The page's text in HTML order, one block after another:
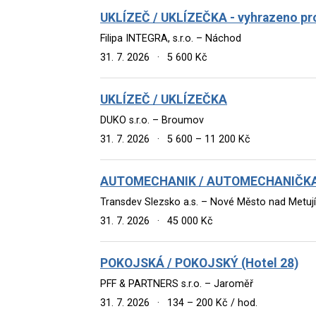
UKLÍZEČ / UKLÍZEČKA - vyhrazeno
Filipa INTEGRA, s.r.o. – Náchod
31. 7. 2026
· 5 600 Kč
UKLÍZEČ / UKLÍZEČKA
DUKO s.r.o. – Broumov
31. 7. 2026
· 5 600 – 11 200 Kč
AUTOMECHANIK /
Transdev Slezsko a.s. – Nové Město nad Metují
31. 7. 2026
· 45 000 Kč
POKOJSKÁ / POKOJSKÝ (Hotel 28)
PFF & PARTNERS s.r.o. – Jaroměř
31. 7. 2026
· 134 – 200 Kč / hod.